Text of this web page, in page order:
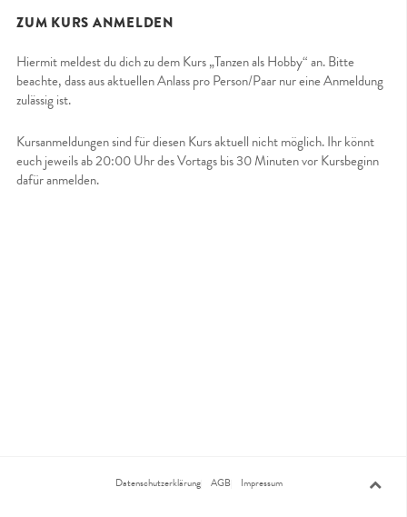
ZUM KURS ANMELDEN
Hiermit meldest du dich zu dem Kurs „Tanzen als Hobby“ an. Bitte
beachte, dass aus aktuellen Anlass pro Person/Paar nur eine Anmeldung
zulässig ist.
Kursanmeldungen sind für diesen Kurs aktuell nicht möglich. Ihr könnt
euch jeweils ab 20:00 Uhr des Vortags bis 30 Minuten vor Kursbeginn
dafür anmelden.
Datenschutzerklärung AGB Impressum